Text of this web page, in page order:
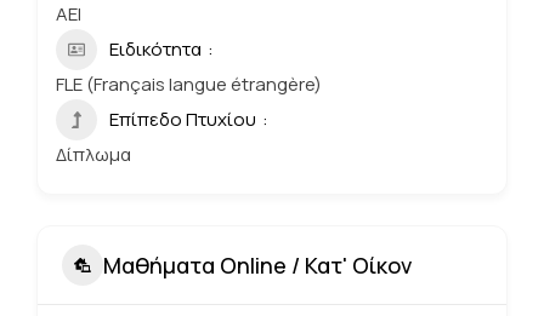
ΑΕΙ
Ειδικότητα
FLE (Français langue étrangère)
Επίπεδο Πτυχίου
Δίπλωμα
Μαθήματα Online / Κατ' Οίκον